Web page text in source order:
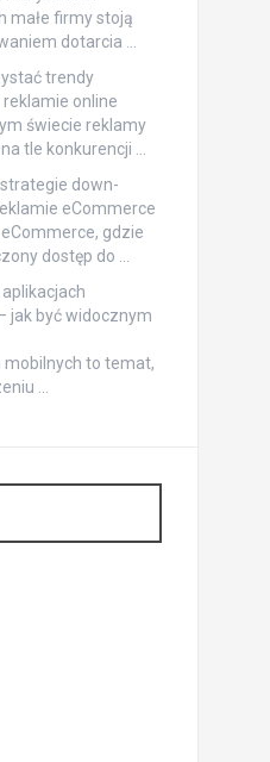
małe firmy stoją
dotarcia …
trendy
online
świecie reklamy
tle konkurencji …
down-
eCommerce
gdzie
dostęp do …
jak być widocznym
mobilnych to temat,
…